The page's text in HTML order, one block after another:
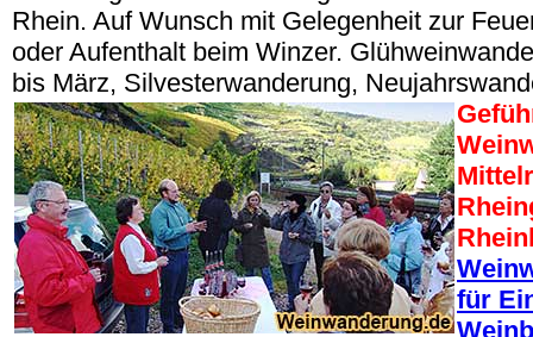
Rhein. Auf Wunsch mit Gelegenheit zur
oder Aufenthalt beim Winzer.
bis März, Silvesterwanderung,
für